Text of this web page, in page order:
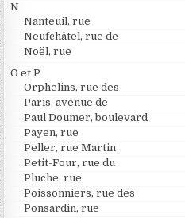
N
Nanteuil, rue
Neufchâtel, rue de
Noël, rue
O et P
Orphelins, rue des
Paris, avenue de
Paul Doumer, boulevard
Payen, rue
Peller, rue Martin
Petit-Four, rue du
Pluche, rue
Poissonniers, rue des
Ponsardin, rue